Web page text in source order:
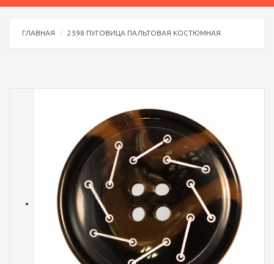
ГЛАВНАЯ 2598 ПУГОВИЦА ПАЛЬТОВАЯ КОСТЮМНАЯ